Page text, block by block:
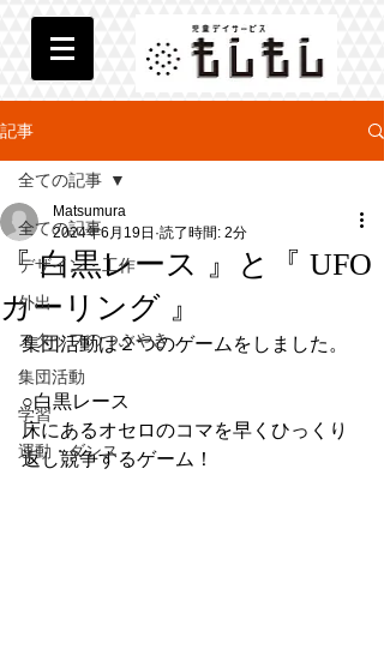
記事
全ての記事
デザイン・工作
外出
スタッフのつぶやき
集団活動
学習
運動・ダンス
全ての記事
『 白黒レース 』と『 UFO
カーリング 』
Matsumura
2024年6月19日 読了時間: 2分
集団活動は２つのゲームをしました。
○白黒レース
床にあるオセロのコマを早くひっくり
返し競争するゲーム！